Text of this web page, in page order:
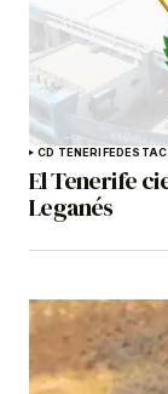
CD TENERIFE
El Tenerife
Leganés